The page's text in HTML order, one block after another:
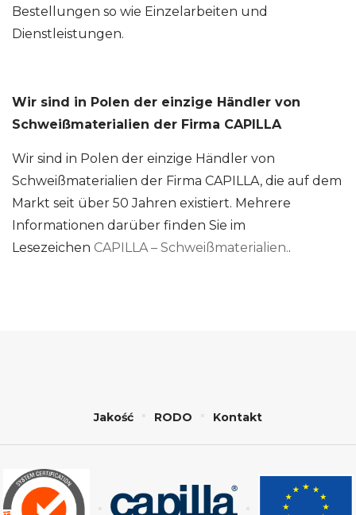
Bestellungen so wie Einzelarbeiten und
Dienstleistungen.
Wir sind in Polen der einzige Händler von
Schweißmaterialien der Firma CAPILLA
Wir sind in Polen der einzige Händler von
Schweißmaterialien der Firma CAPILLA, die auf dem
Markt seit über 50 Jahren existiert. Mehrere
Informationen darüber finden Sie im
Lesezeichen CAPILLA – Schweißmaterialien..
Jakość RODO Kontakt